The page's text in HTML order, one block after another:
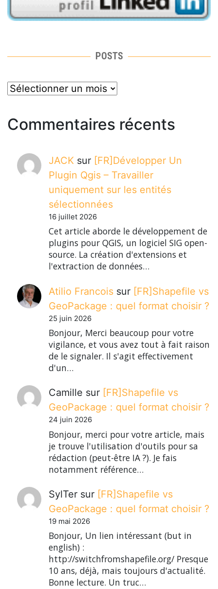
POSTS
posts
Commentaires récents
JACK sur [FR]Développer Un
Plugin Qgis – Travailler
uniquement sur les entités
sélectionnées
16 juillet 2026
Cet article aborde le développement de
plugins pour QGIS, un logiciel SIG open-
source. La création d'extensions et
l'extraction de données…
Atilio Francois sur [FR]Shapefile vs
GeoPackage : quel format choisir ?
25 juin 2026
Bonjour, Merci beaucoup pour votre
vigilance, et vous avez tout à fait raison
de le signaler. Il s'agit effectivement
d'un…
Camille sur [FR]Shapefile vs
GeoPackage : quel format choisir ?
24 juin 2026
Bonjour, merci pour votre article, mais
je trouve l'utilisation d'outils pour sa
rédaction (peut-être IA ?). Je fais
notamment référence…
SylTer sur [FR]Shapefile vs
GeoPackage : quel format choisir ?
19 mai 2026
Bonjour, Un lien intéressant (but in
english) :
http://switchfromshapefile.org/ Presque
10 ans, déjà, mais toujours d'actualité.
Bonne lecture. Un truc…